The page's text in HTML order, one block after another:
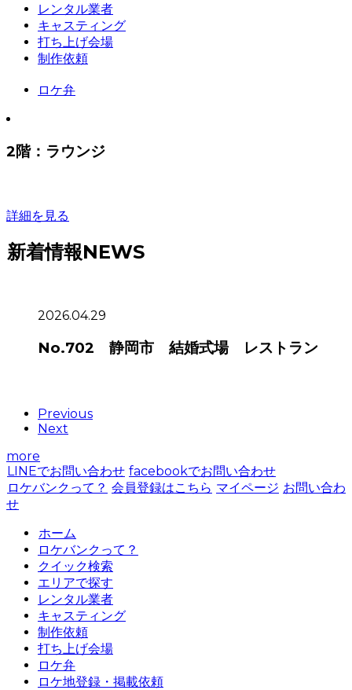
レンタル業者
キャスティング
打ち上げ会場
制作依頼
ロケ弁
2階：ラウンジ
詳細を見る
新着情報NEWS
2026.04.29
No.702 静岡市 結婚式場 レストラン
Previous
Next
more
LINEでお問い合わせ facebookでお問い合わせ
ロケバンクって？ 会員登録はこちら マイページ お問い合わ
せ
ホーム
ロケバンクって？
クイック検索
エリアで探す
レンタル業者
キャスティング
制作依頼
打ち上げ会場
ロケ弁
ロケ地登録・掲載依頼